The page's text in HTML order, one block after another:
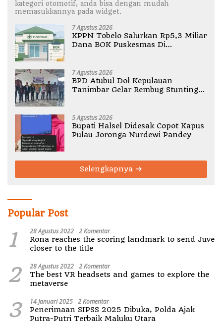
kategori otomotif, anda bisa dengan mudah
memasukkannya pada widget.
7 Agustus 2026
KPPN Tobelo Salurkan Rp5,3 Miliar
Dana BOK Puskesmas Di
7 Agustus 2026
BPD Atubul Dol Kepulauan
Tanimbar Gelar Rembug Stunting
5 Agustus 2026
Bupati Halsel Didesak Copot Kapus
Pulau Joronga Nurdewi Pandey
Selengkapnya
Popular Post
1 28 Agustus 2022 2 Komentar
Rona reaches the scoring landmark to send Juve
closer to the title
2 28 Agustus 2022 2 Komentar
The best VR headsets and games to explore the
metaverse
3 14 Januari 2025 2 Komentar
Penerimaan SIPSS 2025 Dibuka, Polda Ajak
Putra-Putri Terbaik Maluku Utara